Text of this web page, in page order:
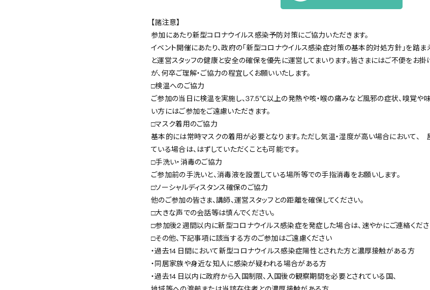
【諸注意】
参加にあたり新型コロナウイルス感染予防対策にご協力いただきます。
イベント開催にあたり、政府の「新型コロナウイルス感染症対策の基本的対処方針」を踏ま
と運営スタッフの健康と安全の確保を優先に運営してまいります。皆さまにはご不便をお
が、何卒ご理解・ご協力の程宜しくお願いいたします。
□検温へのご協力
ご参加の当日に検温を実施し、37.5℃以上の発熱や咳・喉の痛みなど風邪の症状、嗅覚や
い方にはご参加をご遠慮いただきます。
□マスク着用のご協力
基本的には常時マスクの着用が必要となります。ただし気温・湿度が高い場合において
ている場合は、はずしていただくことも可能です。
□手洗い・消毒のご協力
ご参加前の手洗いと、消毒液を設置している場所等での手指消毒をお願いします。
□ソーシャルディスタンス確保のご協力
他のご参加の皆さま、講師、運営スタッフとの距離を確保してください。
□大きな声での会話等は慎んでください。
□参加後2 週間以内に新型コロナウイルス感染症を発症した場合は、速やかにご連絡くださ
□その他、下記事項に該当する方のご参加はご遠慮ください
・過去14 日間において新型コロナウイルス感染症陽性とされた方と濃厚接触がある方
・同居家族や身近な知人に感染が疑われる場合がある方
・過去14 日以内に政府から入国制限、入国後の観察期間を必要とされている国、